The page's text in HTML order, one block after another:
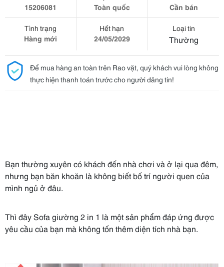
15206081
Toàn quốc
Cần bán
Tình trạng
Hàng mới
Hết hạn
24/05/2029
Loại tin
Thường
Để mua hàng an toàn trên Rao vặt, quý khách vui lòng không
thực hiện thanh toán trước cho người đăng tin!
Bạn thường xuyên có khách đến nhà chơi và ở lại qua đêm,
nhưng bạn băn khoăn là không biết bố trí người quen của
mình ngủ ở đâu.
Thì đây Sofa giường 2 in 1 là một sản phẩm đáp ứng được
yêu cầu của bạn mà không tốn thêm diện tích nhà bạn.